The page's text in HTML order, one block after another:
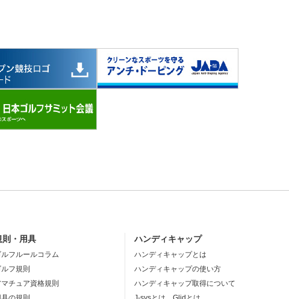
則・用具
ルフルールコラム
ルフ規則
マチュア資格規則
ハンディキャップ
ハンディキャップとは
ハンディキャップの使い方
ハンディキャップ取得について